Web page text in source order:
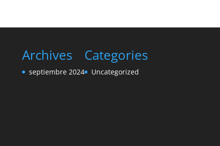
Archives
septiembre 2024
Categories
Uncategorized